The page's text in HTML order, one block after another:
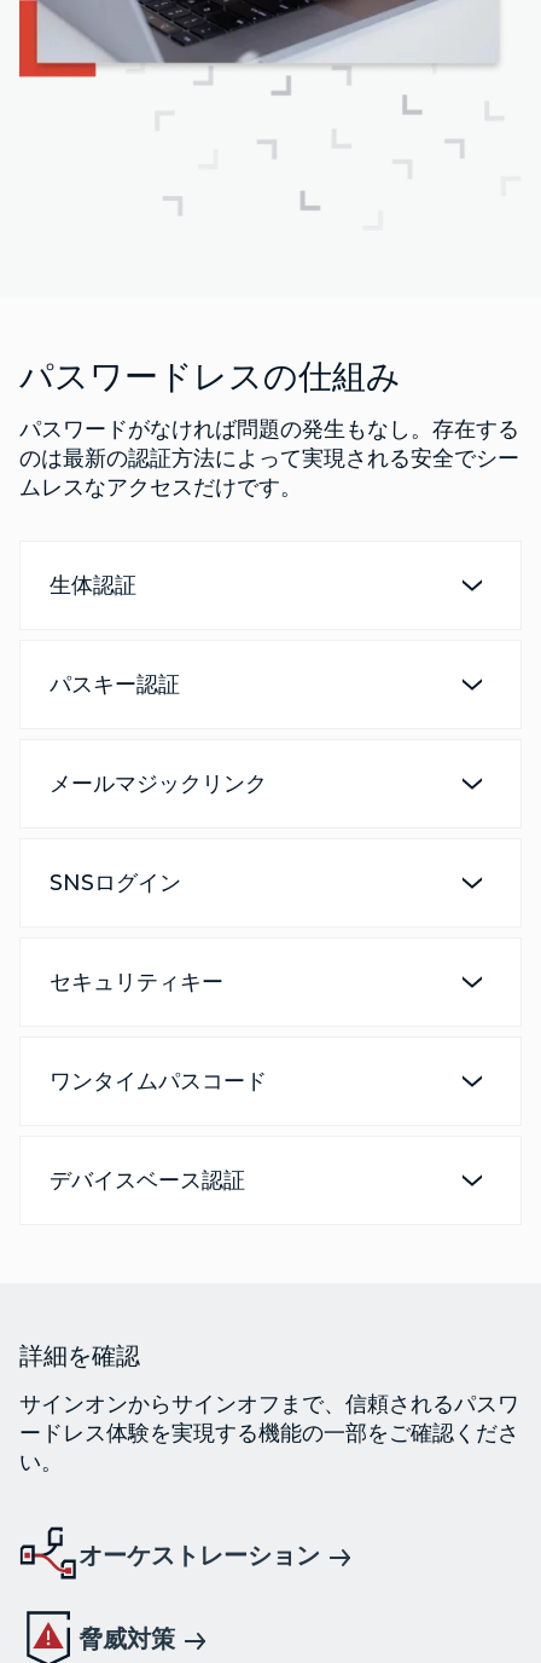
パスワードレスの仕組み
パスワードがなければ問題の発生もなし。存在する
のは最新の認証方法によって実現される安全でシー
ムレスなアクセスだけです。
生体認証
パスキー認証
メールマジックリンク
SNSログイン
セキュリティキー
ワンタイムパスコード
デバイスベース認証
詳細を確認
サインオンからサインオフまで、信頼されるパスワ
ードレス体験を実現する機能の一部をご確認くださ
い。
オーケストレーション
脅威対策